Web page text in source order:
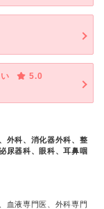
5.0
外科、消化器外科、整
尿器科、眼科、耳鼻咽
血液専門医、外科専門